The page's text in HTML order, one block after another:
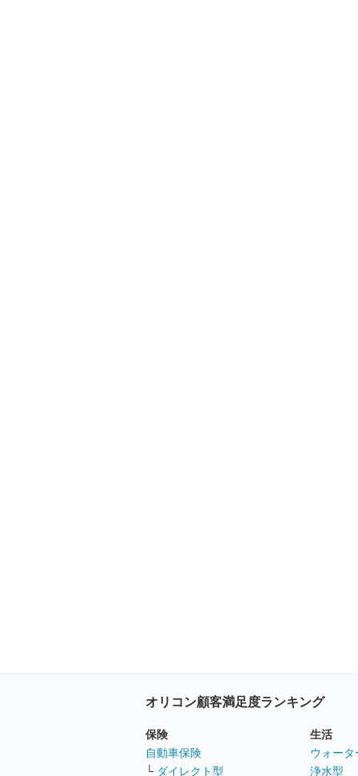
オリコン顧客満足度ランキング
保険
自動車保険
└ ダイレクト型
生活
ウォー
浄水型